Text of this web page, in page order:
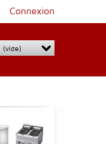
Connexion
(vide)